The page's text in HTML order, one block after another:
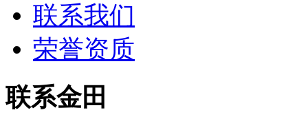
联系我们
荣誉资质
联系金田